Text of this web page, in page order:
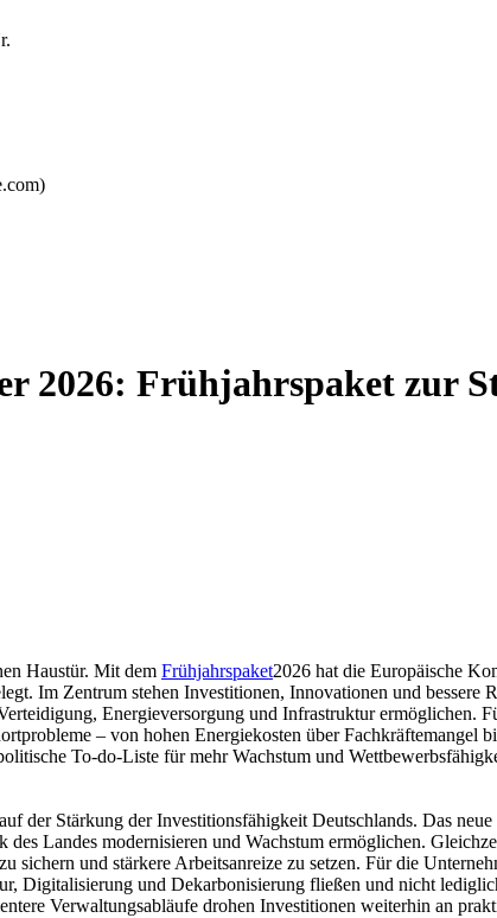
2026: Frühjahrspaket zur
Haustür. Mit dem Frühjahrspaket2026 hat die Europäische
Im Zentrum stehen Investitionen, Innovationen und
Energieversorgung und Infrastruktur ermöglichen.
– von hohen Energiekosten über Fachkräftemangel
To-do-Liste für mehr Wachstum und
der Stärkung der Investitionsfähigkeit Deutschlands. Das
Landes modernisieren und Wachstum ermöglichen.
sichern und stärkere Arbeitsanreize zu setzen. Für die
Digitalisierung und Dekarbonisierung fließen und nicht
Verwaltungsabläufe drohen Investitionen weiterhin an